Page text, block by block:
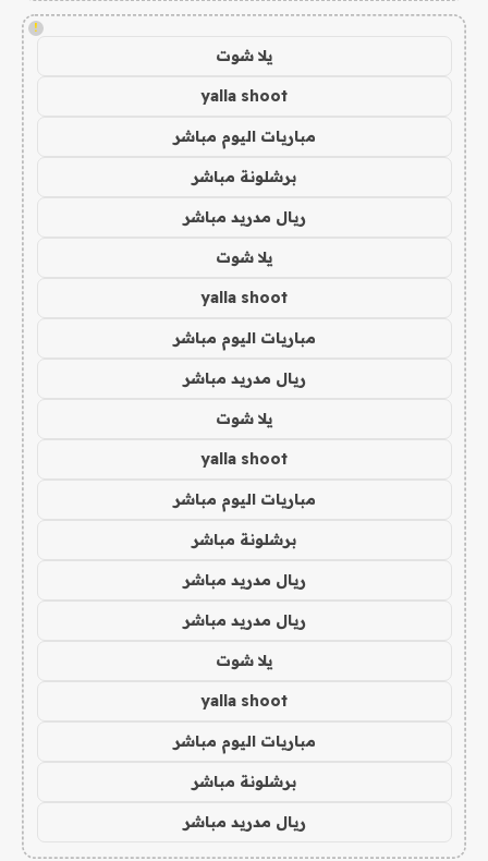
!
يلا شوت
yalla shoot
مباريات اليوم مباشر
برشلونة مباشر
ريال مدريد مباشر
يلا شوت
yalla shoot
مباريات اليوم مباشر
ريال مدريد مباشر
يلا شوت
yalla shoot
مباريات اليوم مباشر
برشلونة مباشر
ريال مدريد مباشر
ريال مدريد مباشر
يلا شوت
yalla shoot
مباريات اليوم مباشر
برشلونة مباشر
ريال مدريد مباشر